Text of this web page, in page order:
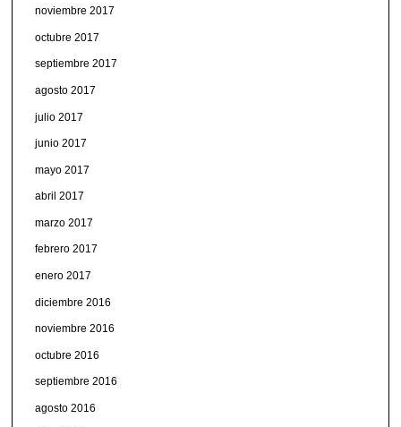
noviembre 2017
octubre 2017
septiembre 2017
agosto 2017
julio 2017
junio 2017
mayo 2017
abril 2017
marzo 2017
febrero 2017
enero 2017
diciembre 2016
noviembre 2016
octubre 2016
septiembre 2016
agosto 2016